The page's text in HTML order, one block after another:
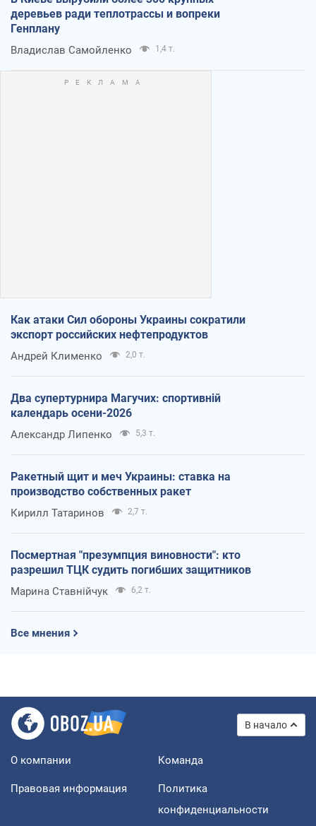
деревьев ради теплотрассы и вопреки
Генплану
Владислав Самойленко 1,4 т.
Как атаки Сил обороны Украины сократили
экспорт российских нефтепродуктов
Андрей Клименко 2,0 т.
Два супертурнира Магучих: спортивній
календарь осени-2026
Александр Липенко 5,3 т.
Ракетный щит и меч Украины: ставка на
производство собственных ракет
Кирилл Татаринов 2,7 т.
Посмертная "презумпция виновности": кто
разрешил ТЦК судить погибших защитников
Марина Ставнійчук 6,2 т.
Все мнения
В начало
О компании Команда
Правовая информация
Политика
конфиденциальности